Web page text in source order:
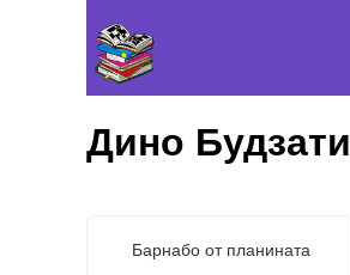
Дино Будзати
Барнабо от планината